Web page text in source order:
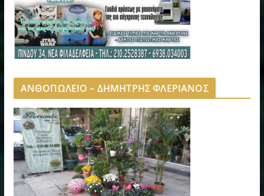
ΑΝΘΟΠΩΛΕΙΟ – ΔΗΜΗΤΡΗΣ ΦΛΕΡΙΑΝΟΣ